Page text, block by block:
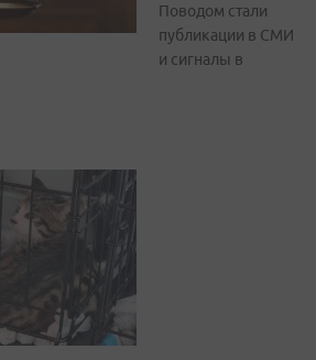
Поводом стали
публикации в СМИ
и сигналы в